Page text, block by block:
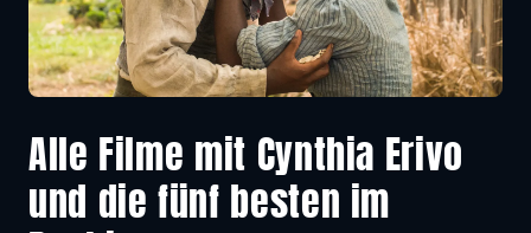
Alle Filme mit Cynthia Erivo
und die fünf besten im